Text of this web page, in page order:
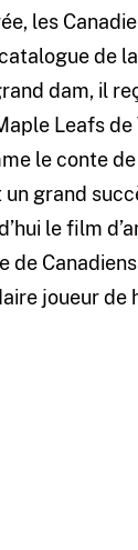
les
de
dam, il
Leafs de
le conte
un grand
le film
de
joueur de